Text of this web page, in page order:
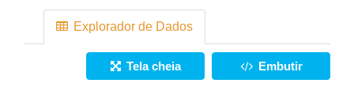
Explorador de Dados
Tela cheia Embutir